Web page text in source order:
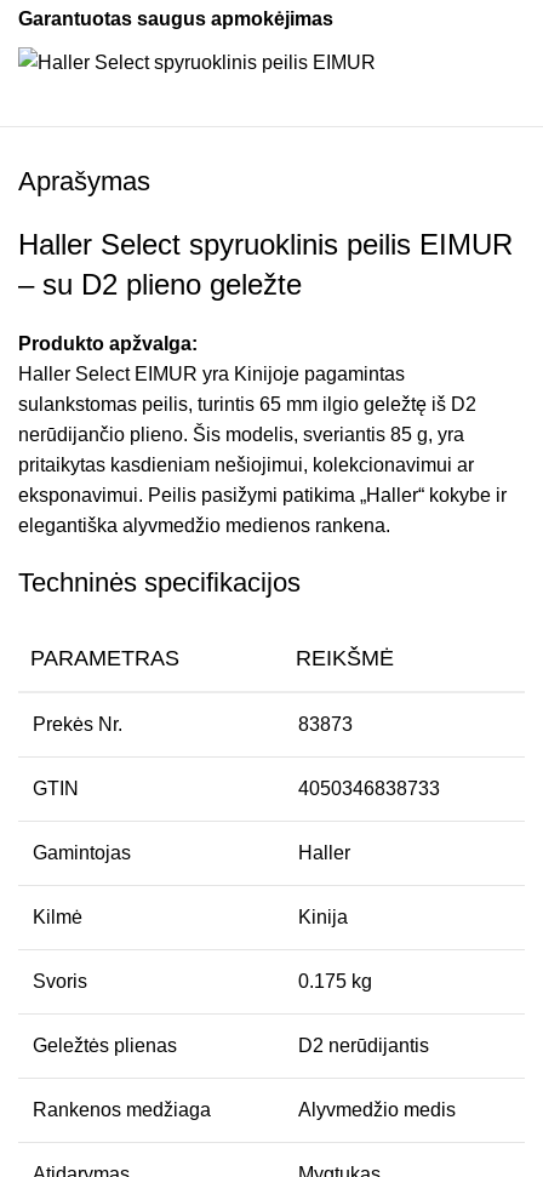
Garantuotas saugus apmokėjimas
Aprašymas
Haller Select spyruoklinis peilis EIMUR
– su D2 plieno geležte
Produkto apžvalga:
Haller Select EIMUR yra Kinijoje pagamintas
sulankstomas peilis, turintis 65 mm ilgio geležtę iš D2
nerūdijančio plieno. Šis modelis, sveriantis 85 g, yra
pritaikytas kasdieniam nešiojimui, kolekcionavimui ar
eksponavimui. Peilis pasižymi patikima „Haller“ kokybe ir
elegantiška alyvmedžio medienos rankena.
Techninės specifikacijos
PARAMETRAS REIKŠMĖ
Prekės Nr. 83873
GTIN 4050346838733
Gamintojas Haller
Kilmė Kinija
Svoris 0.175 kg
Geležtės plienas D2 nerūdijantis
Rankenos medžiaga Alyvmedžio medis